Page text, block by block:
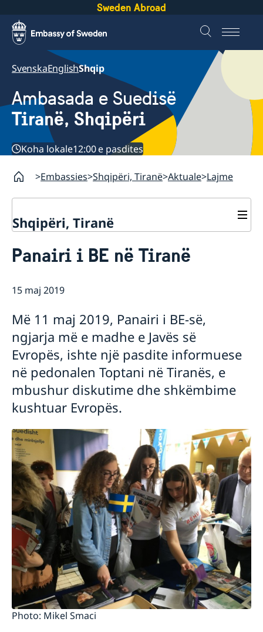
Sweden Abroad
SvenskaEnglishShqip
Ambasada e Suedisë
Tiranë, Shqipëri
Koha lokale12:00 e pasdites
Embassies Shqipëri, Tiranë Aktuale Lajme
Shqipëri, Tiranë
Rreth nesh
Lajme
Panairi i BE në Tiranë
15 maj 2019
Më 11 maj 2019, Panairi i BE-së,
ngjarja më e madhe e Javës së
Evropës, ishte një pasdite informuese
në pedonalen Toptani në Tiranës, e
mbushur diskutime dhe shkëmbime
kushtuar Evropës.
Photo: Mikel Smaci